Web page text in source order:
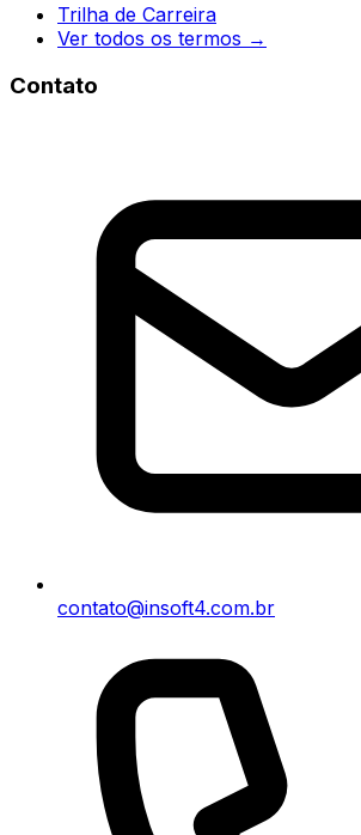
Trilha de Carreira
Ver todos os termos →
Contato
contato@insoft4.com.br